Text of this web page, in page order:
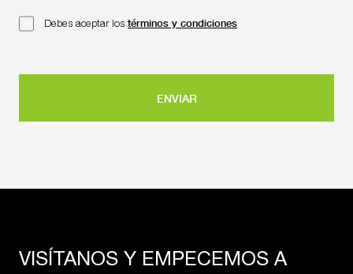
Debes aceptar los términos y condiciones
ENVIAR
VISÍTANOS Y EMPECEMOS A